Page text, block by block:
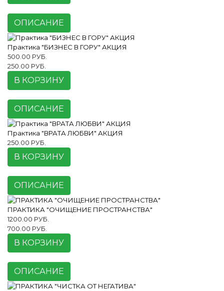
ОПИСАНИЕ
Практика "БИЗНЕС В ГОРУ" АКЦИЯ
500.00 РУБ.
250.00 РУБ.
В КОРЗИНУ
ОПИСАНИЕ
Практика "ВРАТА ЛЮБВИ" АКЦИЯ
250.00 РУБ.
В КОРЗИНУ
ОПИСАНИЕ
ПРАКТИКА "ОЧИЩЕНИЕ ПРОСТРАНСТВА"
1200.00 РУБ.
700.00 РУБ.
В КОРЗИНУ
ОПИСАНИЕ